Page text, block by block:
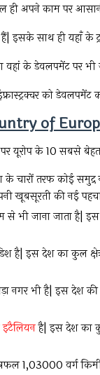
ही अपने काम पर
इसके साथ ही यहाँ के
के डेवलपमेंट पर भी
को
of
यूरोप के 10 सबसे
तरफ कोई समुद्र
खूबसूरती की नई
भी जाना जाता है|
है| इस देश का कुल
नगर भी है| इस देश की
इटैलियनहै| इस देश का
1,03000 वर्ग